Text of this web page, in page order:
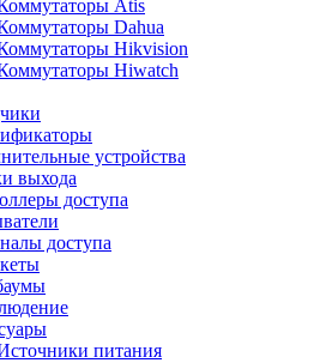
Atis
Dahua
Hikvision
Hiwatch
устройства
выхода
доступа
доступа
питания